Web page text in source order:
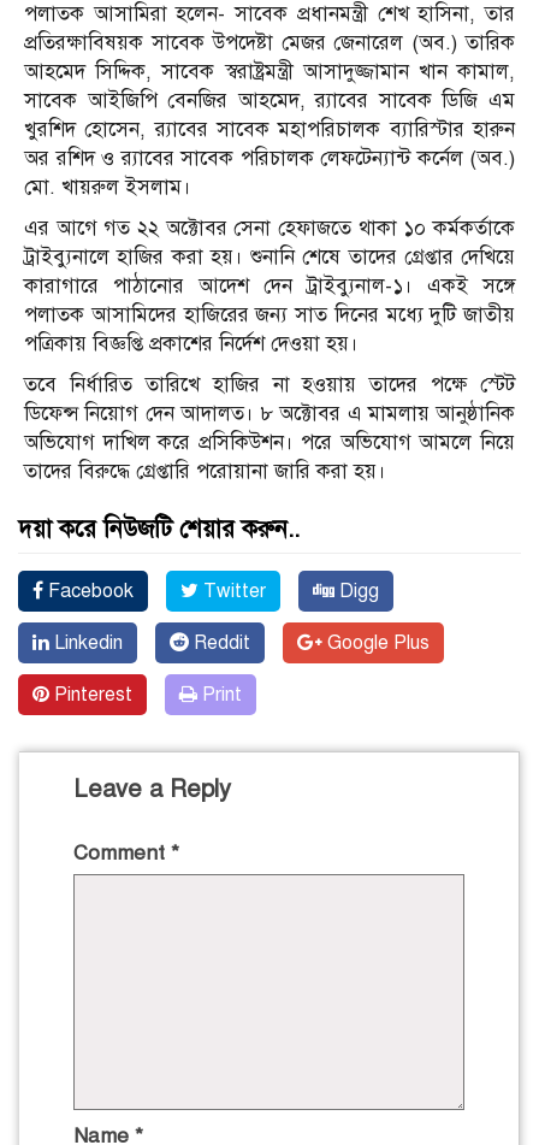
পলাতক আসামিরা হলেন- সাবেক প্রধানমন্ত্রী শেখ হাসিনা, তার
প্রতিরক্ষাবিষয়ক সাবেক উপদেষ্টা মেজর জেনারেল (অব.) তারিক
আহমেদ সিদ্দিক, সাবেক স্বরাষ্ট্রমন্ত্রী আসাদুজ্জামান খান কামাল,
সাবেক আইজিপি বেনজির আহমেদ, র‌্যাবের সাবেক ডিজি এম
খুরশিদ হোসেন, র‌্যাবের সাবেক মহাপরিচালক ব্যারিস্টার হারুন
অর রশিদ ও র‌্যাবের সাবেক পরিচালক লেফটেন্যান্ট কর্নেল (অব.)
মো. খায়রুল ইসলাম।
এর আগে গত ২২ অক্টোবর সেনা হেফাজতে থাকা ১০ কর্মকর্তাকে
ট্রাইব্যুনালে হাজির করা হয়। শুনানি শেষে তাদের গ্রেপ্তার দেখিয়ে
কারাগারে পাঠানোর আদেশ দেন ট্রাইব্যুনাল-১। একই সঙ্গে
পলাতক আসামিদের হাজিরের জন্য সাত দিনের মধ্যে দুটি জাতীয়
পত্রিকায় বিজ্ঞপ্তি প্রকাশের নির্দেশ দেওয়া হয়।
তবে নির্ধারিত তারিখে হাজির না হওয়ায় তাদের পক্ষে স্টেট
ডিফেন্স নিয়োগ দেন আদালত। ৮ অক্টোবর এ মামলায় আনুষ্ঠানিক
অভিযোগ দাখিল করে প্রসিকিউশন। পরে অভিযোগ আমলে নিয়ে
তাদের বিরুদ্ধে গ্রেপ্তারি পরোয়ানা জারি করা হয়।
দয়া করে নিউজটি শেয়ার করুন..
Facebook Twitter Digg
Linkedin Reddit Google Plus
Pinterest Print
Leave a Reply
Comment *
Name *